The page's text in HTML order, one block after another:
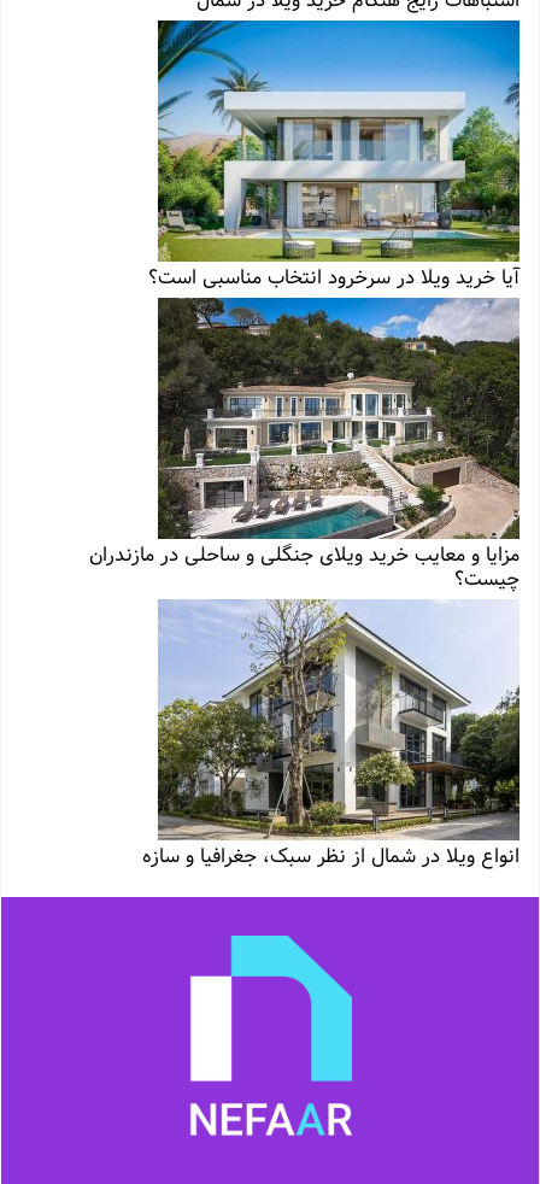
آیا خرید ویلا در سرخرود انتخاب مناسبی است؟
مزایا و معایب خرید ویلای جنگلی و ساحلی در مازندران
چیست؟
انواع ویلا در شمال از نظر سبک، جغرافیا و سازه